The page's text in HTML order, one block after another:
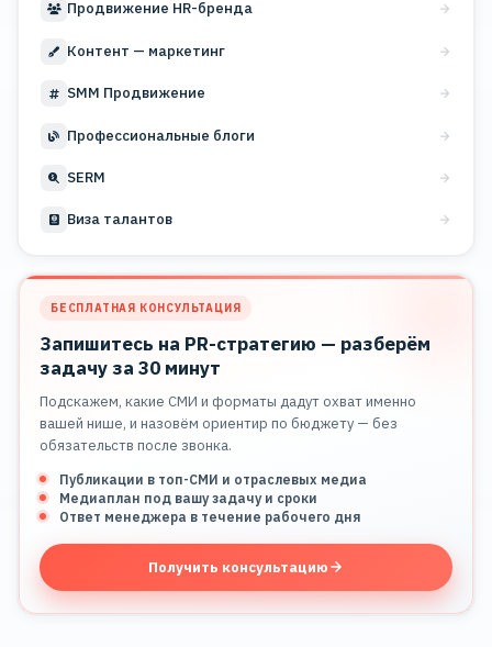
Продвижение HR-бренда
Контент — маркетинг
SMM Продвижение
Профессиональные блоги
SERM
Виза талантов
БЕСПЛАТНАЯ КОНСУЛЬТАЦИЯ
Запишитесь на PR-стратегию — разберём
задачу за 30 минут
Подскажем, какие СМИ и форматы дадут охват именно
вашей нише, и назовём ориентир по бюджету — без
обязательств после звонка.
Публикации в топ-СМИ и отраслевых медиа
Медиаплан под вашу задачу и сроки
Ответ менеджера в течение рабочего дня
Получить консультацию